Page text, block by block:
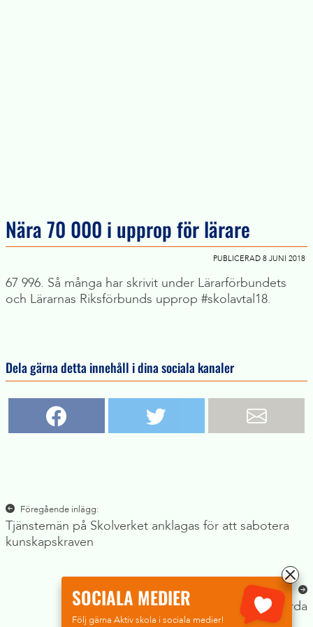
Nära 70 000 i upprop för lärare
PUBLICERAD 8 JUNI 2018
67 996. Så många har skrivit under Lärarförbundets
och Lärarnas Riksförbunds upprop #skolavtal18.
Dela gärna detta innehåll i dina sociala kanaler
Inläggsnavigering
Föregående inlägg:
Tjänstemän på Skolverket anklagas för att sabotera
kunskapskraven
Nästa inlägg:
Mjuk mot de hårda
SOCIALA MEDIER
Följ gärna Aktiv skola i sociala medier!